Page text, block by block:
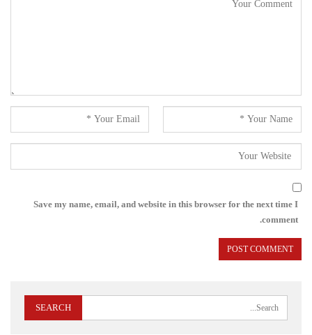
Save my name, email, and website in this browser for the next time I
comment.